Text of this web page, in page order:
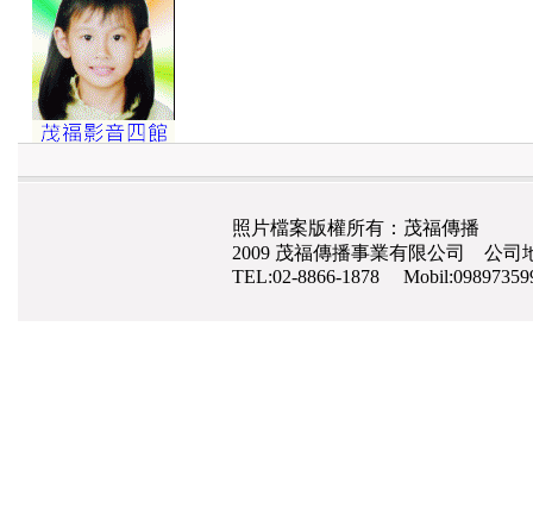
照片檔案版權所有：茂福傳播
2009 茂福傳播事業有限公司 公司
TEL:02-8866-1878